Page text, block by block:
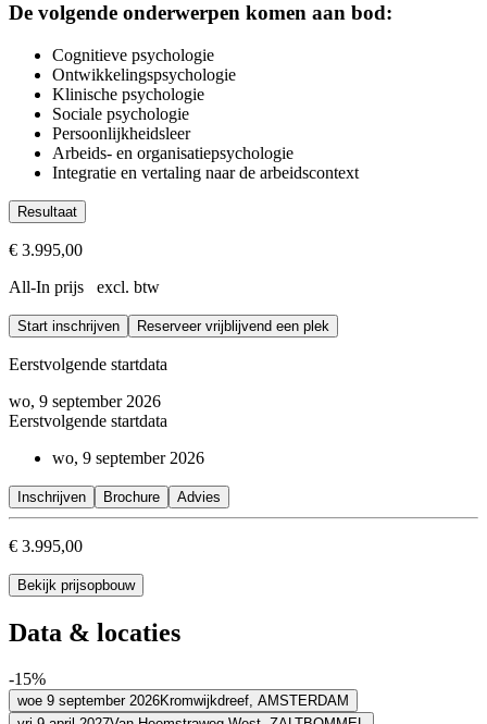
De volgende onderwerpen komen aan bod:
Cognitieve psychologie
Ontwikkelingspsychologie
Klinische psychologie
Sociale psychologie
Persoonlijkheidsleer
Arbeids- en organisatiepsychologie
Integratie en vertaling naar de arbeidscontext
Resultaat
Je hebt kennisgemaakt met verschillende principes uit de
Je kent psychologische processen die belangrijk zijn in
Je weet hoe je daarin kunt interveniëren
€ 3.995,00
All-In prijs excl. btw
Start inschrijven Reserveer vrijblijvend een plek
Eerstvolgende startdata
wo, 9 september 2026
Eerstvolgende startdata
wo, 9 september 2026
Inschrijven Brochure Advies
€ 3.995,00
Bekijk prijsopbouw
Data & locaties
-15%
woe 9 september 2026Kromwijkdreef, AMSTERDAM